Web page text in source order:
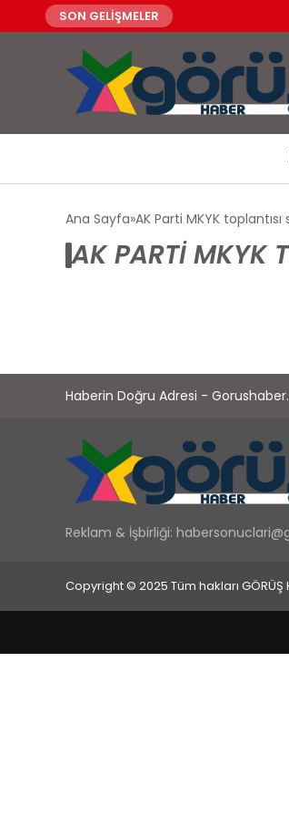
SON GELİŞMELER
Ana Sayfa AK Parti MKYK
AK PARTI MKYK
Haberin Doğru Adresi -
Reklam & İşbirliği:
Copyright © 2025 Tüm hakları GÖRÜŞ